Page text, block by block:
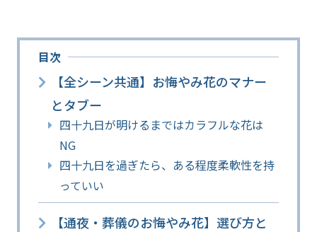
目次
【全シーン共通】お悔やみ花のマナー
とタブー
四十九日が明けるまではカラフルな花は
NG
四十九日を過ぎたら、ある程度柔軟性を持
っていい
【通夜・葬儀のお悔やみ花】選び方と